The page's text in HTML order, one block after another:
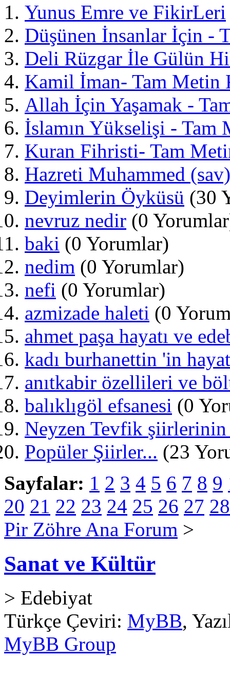
Yunus Emre ve FikirLeri
Düşünen İnsanlar İçin -
Deli Rüzgar İle Gülün
Kamil İman- Tam Metin
Allah İçin Yaşamak -
İslamın Yükselişi - Tam
Kuran Fihristi- Tam
Hazreti Muhammed
Deyimlerin Öyküsü (30
nevruz nedir (0
baki (0 Yorumlar)
nedim (0 Yorumlar)
nefi (0 Yorumlar)
azmizade haleti (0
ahmet paşa hayatı ve
kadı burhanettin 'in
anıtkabir özellileri ve
balıklıgöl efsanesi (0
Neyzen Tevfik şiirlerinin
Popüler Şiirler... (23
Sayfalar: 1 2 3 4 5 6 7 8 9
20 21 22 23 24 25 26 27 28
Pir Zöhre Ana Forum >
Sanat ve Kültür
> Edebiyat
Türkçe Çeviri: MyBB,
MyBB Group